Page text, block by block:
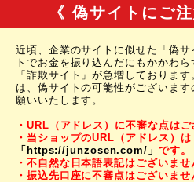
《 偽サイトにご
近頃、企業のサイトに似せた「偽
トでお金を振り込んだにもかかわ
「詐欺サイト」が急増しておりま
は、偽サイトの可能性がございま
願いいたします。
・URL（アドレス）に不審な点はご
・当ショップのURL（アドレス）は
「https://junzosen.com/」 です。
・不自然な日本語表記はございませ
・振込先口座に不審点はございませ